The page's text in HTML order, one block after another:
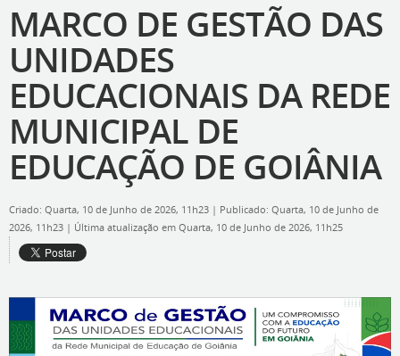
MARCO DE GESTÃO DAS
UNIDADES
EDUCACIONAIS DA REDE
MUNICIPAL DE
EDUCAÇÃO DE GOIÂNIA
Criado: Quarta, 10 de Junho de 2026, 11h23 | Publicado: Quarta, 10 de Junho de
2026, 11h23 | Última atualização em Quarta, 10 de Junho de 2026, 11h25